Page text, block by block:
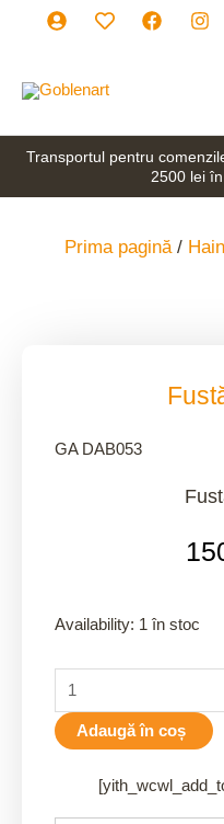
Transportul pentru
2500 lei
Prima pagină/
GA DAB053
Availability: 1 în stoc
Adaugă în coș